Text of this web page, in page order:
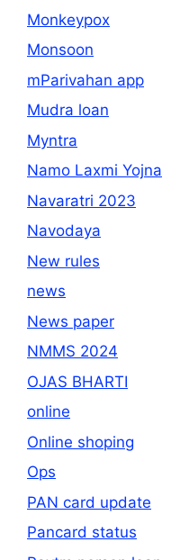
Monkeypox
Monsoon
mParivahan app
Mudra loan
Myntra
Namo Laxmi Yojna
Navaratri 2023
Navodaya
New rules
news
News paper
NMMS 2024
OJAS BHARTI
online
Online shoping
Ops
PAN card update
Pancard status